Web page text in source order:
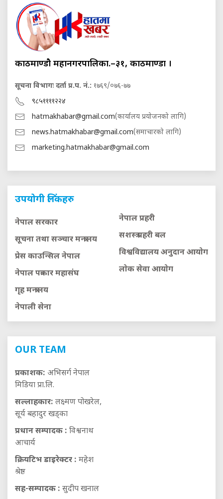
काठमाण्डौ महानगरपालिका.–३१, काठमाण्डौं ।
सूचना विभागः दर्ता प्र.प. नं.: १७६९/०७६-७७
९८५११११२२४
hatmakhabar@gmail.com(कार्यालय प्रयोजनको लागि)
news.hatmakhabar@gmail.com(समाचारको लागि)
marketing.hatmakhabar@gmail.com
उपयोगी लिंकहरु
नेपाल सरकार
सूचना तथा सञ्चार मन्त्रालय
प्रेस काउन्सिल नेपाल
नेपाल पत्रकार महासंघ
गृह मन्त्रालय
नेपाली सेना
नेपाल प्रहरी
सशस्त्र प्रहरी बल
विश्वविद्यालय अनुदान आयाेग
लाेक सेवा आयाेग
OUR TEAM
प्रकाशक: अभिसर्ग नेपाल
मिडिया प्रा.लि.
सल्लाहकार: लक्ष्मण पोखरेल,
सूर्य बहादुर खड्का
प्रधान सम्पादक : विश्वनाथ
आचार्य
क्रियटिभ डाइरेक्टर : महेश
श्रेष्ठ
सह-सम्पादक : सुदीप खनाल